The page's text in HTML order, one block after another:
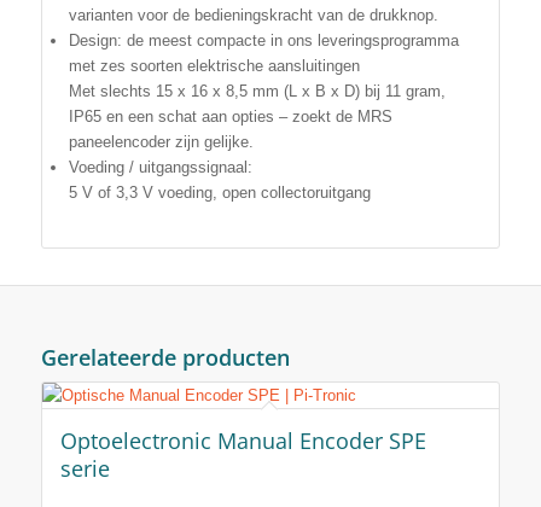
varianten voor de bedieningskracht van de drukknop.
Design: de meest compacte in ons leveringsprogramma
met zes soorten elektrische aansluitingen
Met slechts 15 x 16 x 8,5 mm (L x B x D) bij 11 gram,
IP65 en een schat aan opties – zoekt de MRS
paneelencoder zijn gelijke.
Voeding / uitgangssignaal:
5 V of 3,3 V voeding, open collectoruitgang
Gerelateerde producten
Optoelectronic Manual Encoder SPE
serie